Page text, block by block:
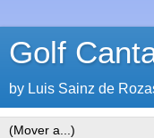
Golf
by Luis Sainz de